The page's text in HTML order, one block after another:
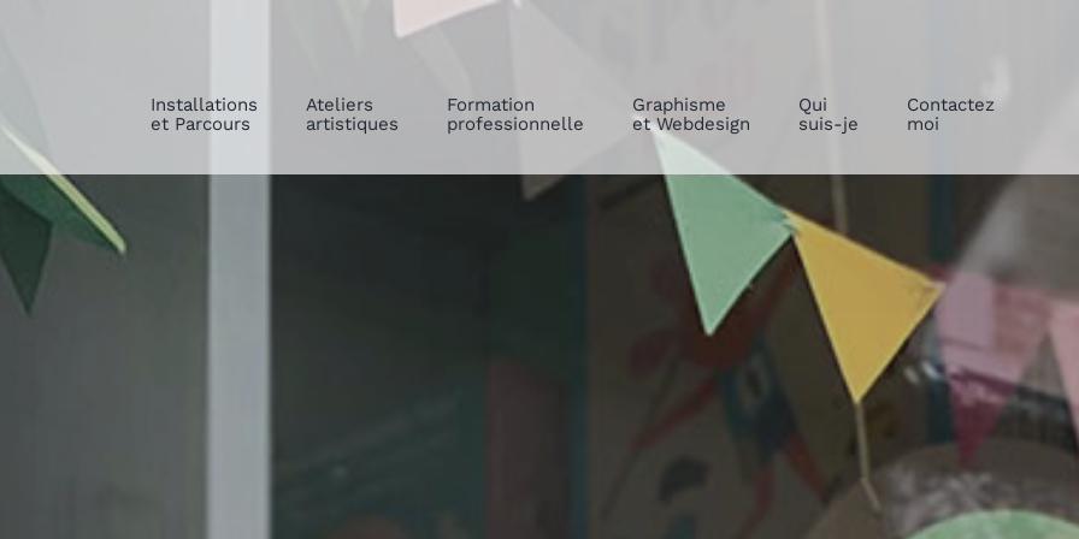
Installations
et Parcours
Ateliers
artistiques
Formation
professionnelle
Graphisme
et Webdesign
Qui
suis-je
Contactez
moi